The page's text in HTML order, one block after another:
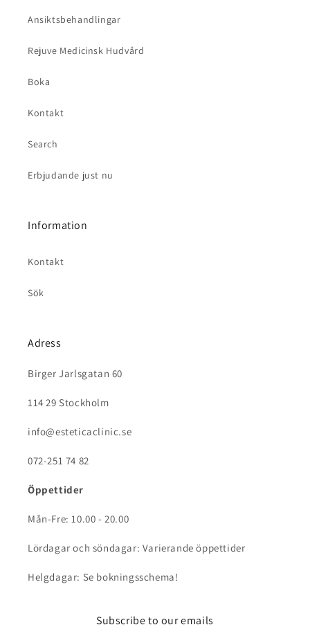
Ansiktsbehandlingar
Rejuve Medicinsk Hudvård
Boka
Kontakt
Search
Erbjudande just nu
Information
Kontakt
Sök
Adress
Birger Jarlsgatan 60
114 29 Stockholm
info@esteticaclinic.se
072-251 74 82
Öppettider
Mån-Fre: 10.00 - 20.00
Lördagar och söndagar: Varierande öppettider
Helgdagar: Se bokningsschema!
Subscribe to our emails